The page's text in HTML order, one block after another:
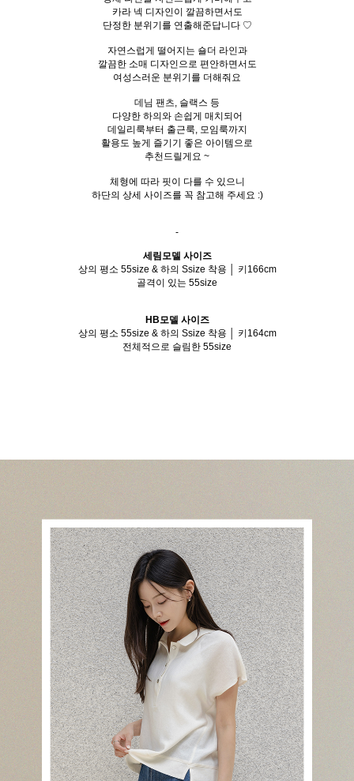
카라 넥 디자인이 깔끔하면서도
단정한 분위기를 연출해준답니다 ♡
자연스럽게 떨어지는 숄더 라인과
깔끔한 소매 디자인으로 편안하면서도
여성스러운 분위기를 더해줘요
데님 팬츠, 슬랙스 등
다양한 하의와 손쉽게 매치되어
데일리룩부터 출근룩, 모임룩까지
활용도 높게 즐기기 좋은 아이템으로
추천드릴게요 ~
체형에 따라 핏이 다를 수 있으니
하단의 상세 사이즈를 꼭 참고해 주세요 :)
-
세림모델 사이즈
상의 평소 55size & 하의 Ssize 착용 │ 키166cm
골격이 있는 55size
HB모델 사이즈
상의 평소 55size & 하의 Ssize 착용 │ 키164cm
전체적으로 슬림한 55size